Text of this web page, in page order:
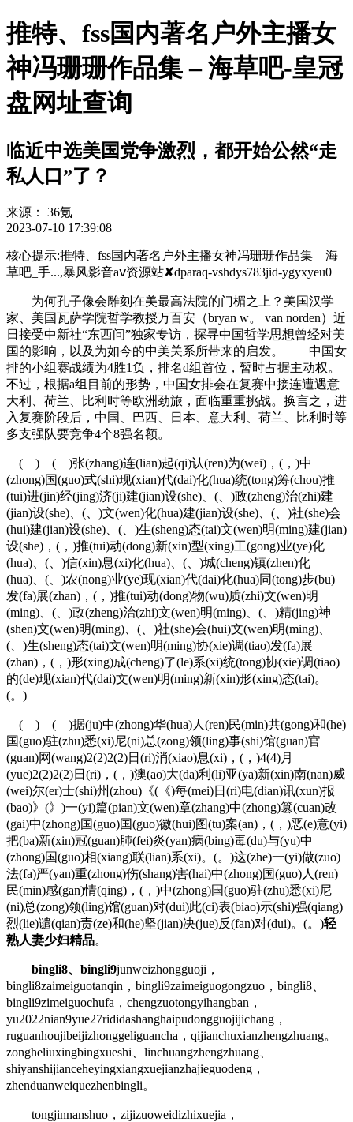
推特、fss国内著名户外主播女
神冯珊珊作品集 – 海草吧-皇冠
盘网址查询
临近中选美国党争激烈，都开始公然“走
私人口”了？
来源：
36氪
2023-07-10 17:39:08
核心提示:推特、fss国内著名户外主播女神冯珊珊作品集 – 海
草吧_手...,暴风影音aⅴ资源站✘dparaq-vshdys783jid-ygyxyeu0
为何孔子像会雕刻在美最高法院的门楣之上？美国汉学
家、美国瓦萨学院哲学教授万百安（bryan w。 van norden）近
日接受中新社“东西问”独家专访，探寻中国哲学思想曾经对美
国的影响，以及为如今的中美关系所带来的启发。 中国女
排的小组赛战绩为4胜1负，排名d组首位，暂时占据主动权。
不过，根据a组目前的形势，中国女排会在复赛中接连遭遇意
大利、荷兰、比利时等欧洲劲旅，面临重重挑战。换言之，进
入复赛阶段后，中国、巴西、日本、意大利、荷兰、比利时等
多支强队要竞争4个8强名额。
( ) ( )张(zhang)连(lian)起(qi)认(ren)为(wei)，(，)中
(zhong)国(guo)式(shi)现(xian)代(dai)化(hua)统(tong)筹(chou)推
(tui)进(jin)经(jing)济(ji)建(jian)设(she)、(、)政(zheng)治(zhi)建
(jian)设(she)、(、)文(wen)化(hua)建(jian)设(she)、(、)社(she)会
(hui)建(jian)设(she)、(、)生(sheng)态(tai)文(wen)明(ming)建(jian)
设(she)，(，)推(tui)动(dong)新(xin)型(xing)工(gong)业(ye)化
(hua)、(、)信(xin)息(xi)化(hua)、(、)城(cheng)镇(zhen)化
(hua)、(、)农(nong)业(ye)现(xian)代(dai)化(hua)同(tong)步(bu)
发(fa)展(zhan)，(，)推(tui)动(dong)物(wu)质(zhi)文(wen)明
(ming)、(、)政(zheng)治(zhi)文(wen)明(ming)、(、)精(jing)神
(shen)文(wen)明(ming)、(、)社(she)会(hui)文(wen)明(ming)、
(、)生(sheng)态(tai)文(wen)明(ming)协(xie)调(tiao)发(fa)展
(zhan)，(，)形(xing)成(cheng)了(le)系(xi)统(tong)协(xie)调(tiao)
的(de)现(xian)代(dai)文(wen)明(ming)新(xin)形(xing)态(tai)。
(。)
( ) ( )据(ju)中(zhong)华(hua)人(ren)民(min)共(gong)和(he)
国(guo)驻(zhu)悉(xi)尼(ni)总(zong)领(ling)事(shi)馆(guan)官
(guan)网(wang)2(2)2(2)日(ri)消(xiao)息(xi)，(，)4(4)月
(yue)2(2)2(2)日(ri)，(，)澳(ao)大(da)利(li)亚(ya)新(xin)南(nan)威
(wei)尔(er)士(shi)州(zhou)《(《)每(mei)日(ri)电(dian)讯(xun)报
(bao)》(》)一(yi)篇(pian)文(wen)章(zhang)中(zhong)篡(cuan)改
(gai)中(zhong)国(guo)国(guo)徽(hui)图(tu)案(an)，(，)恶(e)意(yi)
把(ba)新(xin)冠(guan)肺(fei)炎(yan)病(bing)毒(du)与(yu)中
(zhong)国(guo)相(xiang)联(lian)系(xi)。(。)这(zhe)一(yi)做(zuo)
法(fa)严(yan)重(zhong)伤(shang)害(hai)中(zhong)国(guo)人(ren)
民(min)感(gan)情(qing)，(，)中(zhong)国(guo)驻(zhu)悉(xi)尼
(ni)总(zong)领(ling)馆(guan)对(dui)此(ci)表(biao)示(shi)强(qiang)
烈(lie)谴(qian)责(ze)和(he)坚(jian)决(jue)反(fan)对(dui)。(。)轻
熟人妻少妇精品。
bingli8、bingli9junweizhongguoji，
bingli8zaimeiguotanqin，bingli9zaimeiguogongzuo，bingli8、
bingli9zimeiguochufa，chengzuotongyihangban，
yu2022nian9yue27rididashanghaipudongguojijichang，
ruguanhoujibeijizhonggeliguancha，qijianchuxianzhengzhuang。
zongheliuxingbingxueshi、linchuangzhengzhuang、
shiyanshijianceheyingxiangxuejianzhajieguodeng，
zhenduanweiquezhenbingli。
tongjinnanshuo，zijizuoweidizhixuejia，